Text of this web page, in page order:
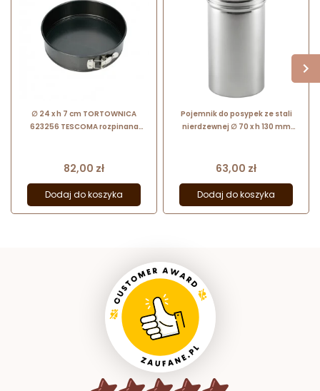
∅ 24 x h 7 cm TORTOWNICA
623256 TESCOMA rozpinana
Cena
82,00 zł
Dodaj do koszyka
Pojemnik do posypek ze stali
nierdzewnej ∅ 70 x h 130 mm
Cena
63,00 zł
Dodaj do koszyka